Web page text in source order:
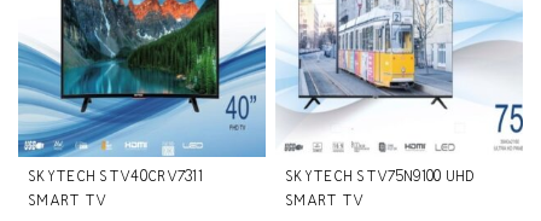
SKYTECH STV40CRV7311
SMART TV
SKYTECH STV75N9100 UHD
SMART TV